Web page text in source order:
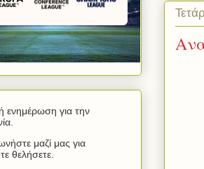
ενημέρωση για την
μαζί μας για
θελήσετε.